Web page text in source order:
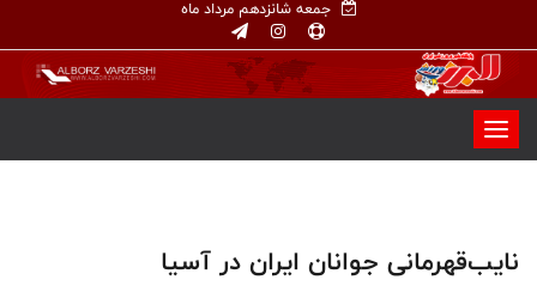
جمعه شانزدهم مرداد ماه
نایب‌قهرمانی جوانان ایران در آسیا